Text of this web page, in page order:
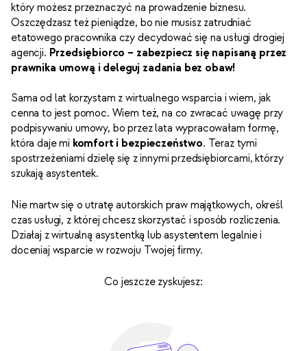
który możesz przeznaczyć na prowadzenie biznesu.
Oszczędzasz też pieniądze, bo nie musisz zatrudniać
etatowego pracownika czy decydować się na usługi drogiej
agencji. Przedsiębiorco – zabezpiecz się napisaną przez
prawnika umową i deleguj zadania bez obaw!
Sama od lat korzystam z wirtualnego wsparcia i wiem, jak
cenna to jest pomoc. Wiem też, na co zwracać uwagę przy
podpisywaniu umowy, bo przez lata wypracowałam formę,
która daje mi komfort i bezpieczeństwo. Teraz tymi
spostrzeżeniami dzielę się z innymi przedsiębiorcami, którzy
szukają asystentek.
Nie martw się o utratę autorskich praw majątkowych, określ
czas usługi, z której chcesz skorzystać i sposób rozliczenia.
Działaj z wirtualną asystentką lub asystentem legalnie i
doceniaj wsparcie w rozwoju Twojej firmy.
Co jeszcze zyskujesz: